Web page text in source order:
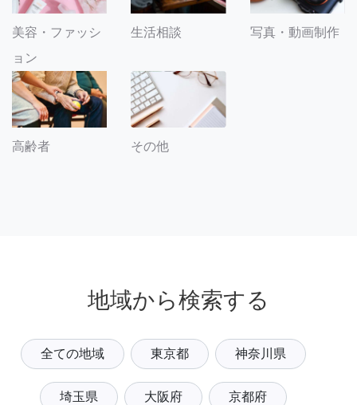
美容・ファッシ
ョン
生活相談 写真・動画制作
高齢者 その他
地域から検索する
全ての地域 東京都 神奈川県
埼玉県 大阪府 京都府